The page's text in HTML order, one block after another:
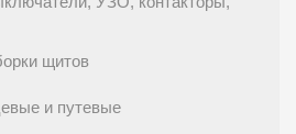
щитов
и путевые